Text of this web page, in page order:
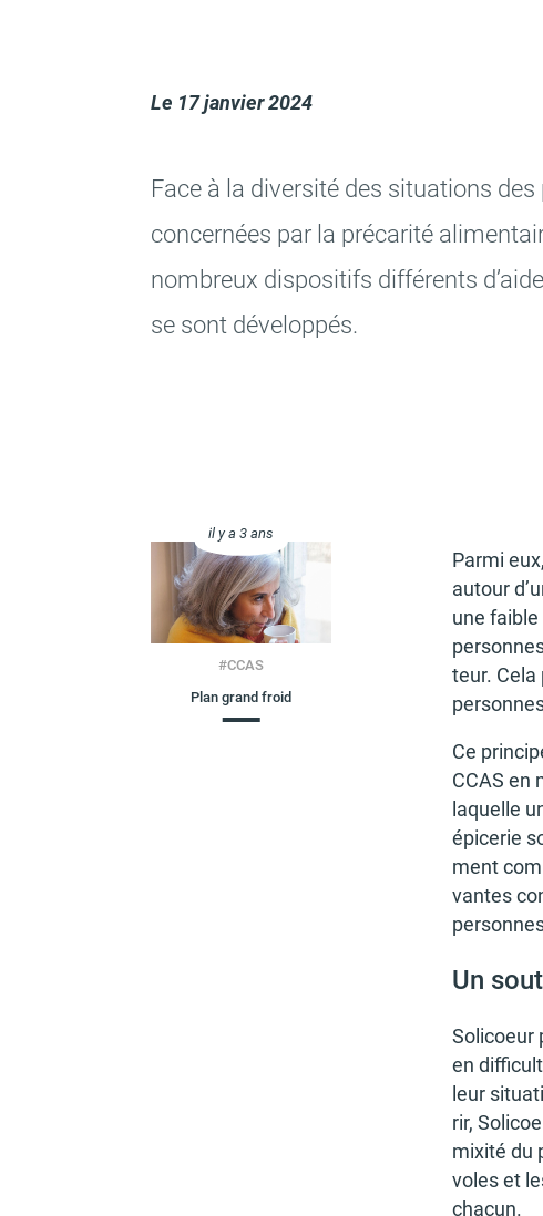
Le 17 janvier 2024
Face à la diver­sité des situa­tions des
concer­nées par la préca­rité
nombreux dispo­si­tifs diffé­rents
se sont déve­lop­pés.
il y a 3 ans
#CCAS
Plan grand froid
Parmi
autour
une
teur. Cela
Ce
CCAS en
laquelle
épice­rie
ment
vantes
Un
Soli­coeur
en
leur
rir,
mixité du
voles et
chacun.